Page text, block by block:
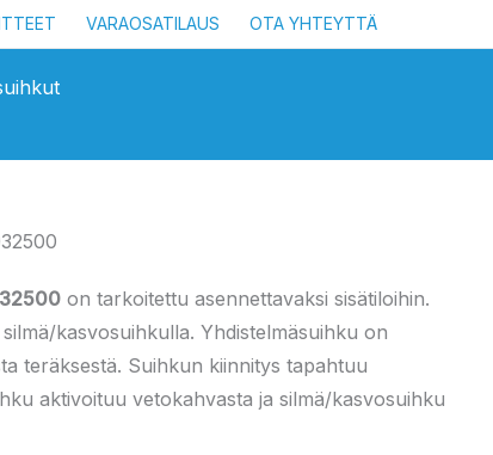
VARAOSATILAUS OTA YHTEYTTÄ
on tarkoitettu asennettavaksi sisätiloihin.
kasvosuihkulla. Yhdistelmäsuihku on
teräksestä. Suihkun kiinnitys tapahtuu
aktivoituu vetokahvasta ja silmä/kasvosuihku